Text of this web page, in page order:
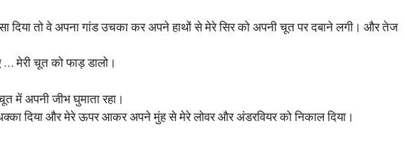
तो वे अपना गांड उचका कर अपने हाथों से मेरे सिर को अपनी चूत पर दबाने लगी। और तेज
मेरी चूत को फाड़ डालो।
में अपनी जीभ घुमाता रहा।
दिया और मेरे ऊपर आकर अपने मुंह से मेरे लोवर और अंडरवियर को निकाल दिया।